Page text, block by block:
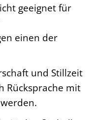
geeignet für
einen der
und Stillzeit
Rücksprache mit